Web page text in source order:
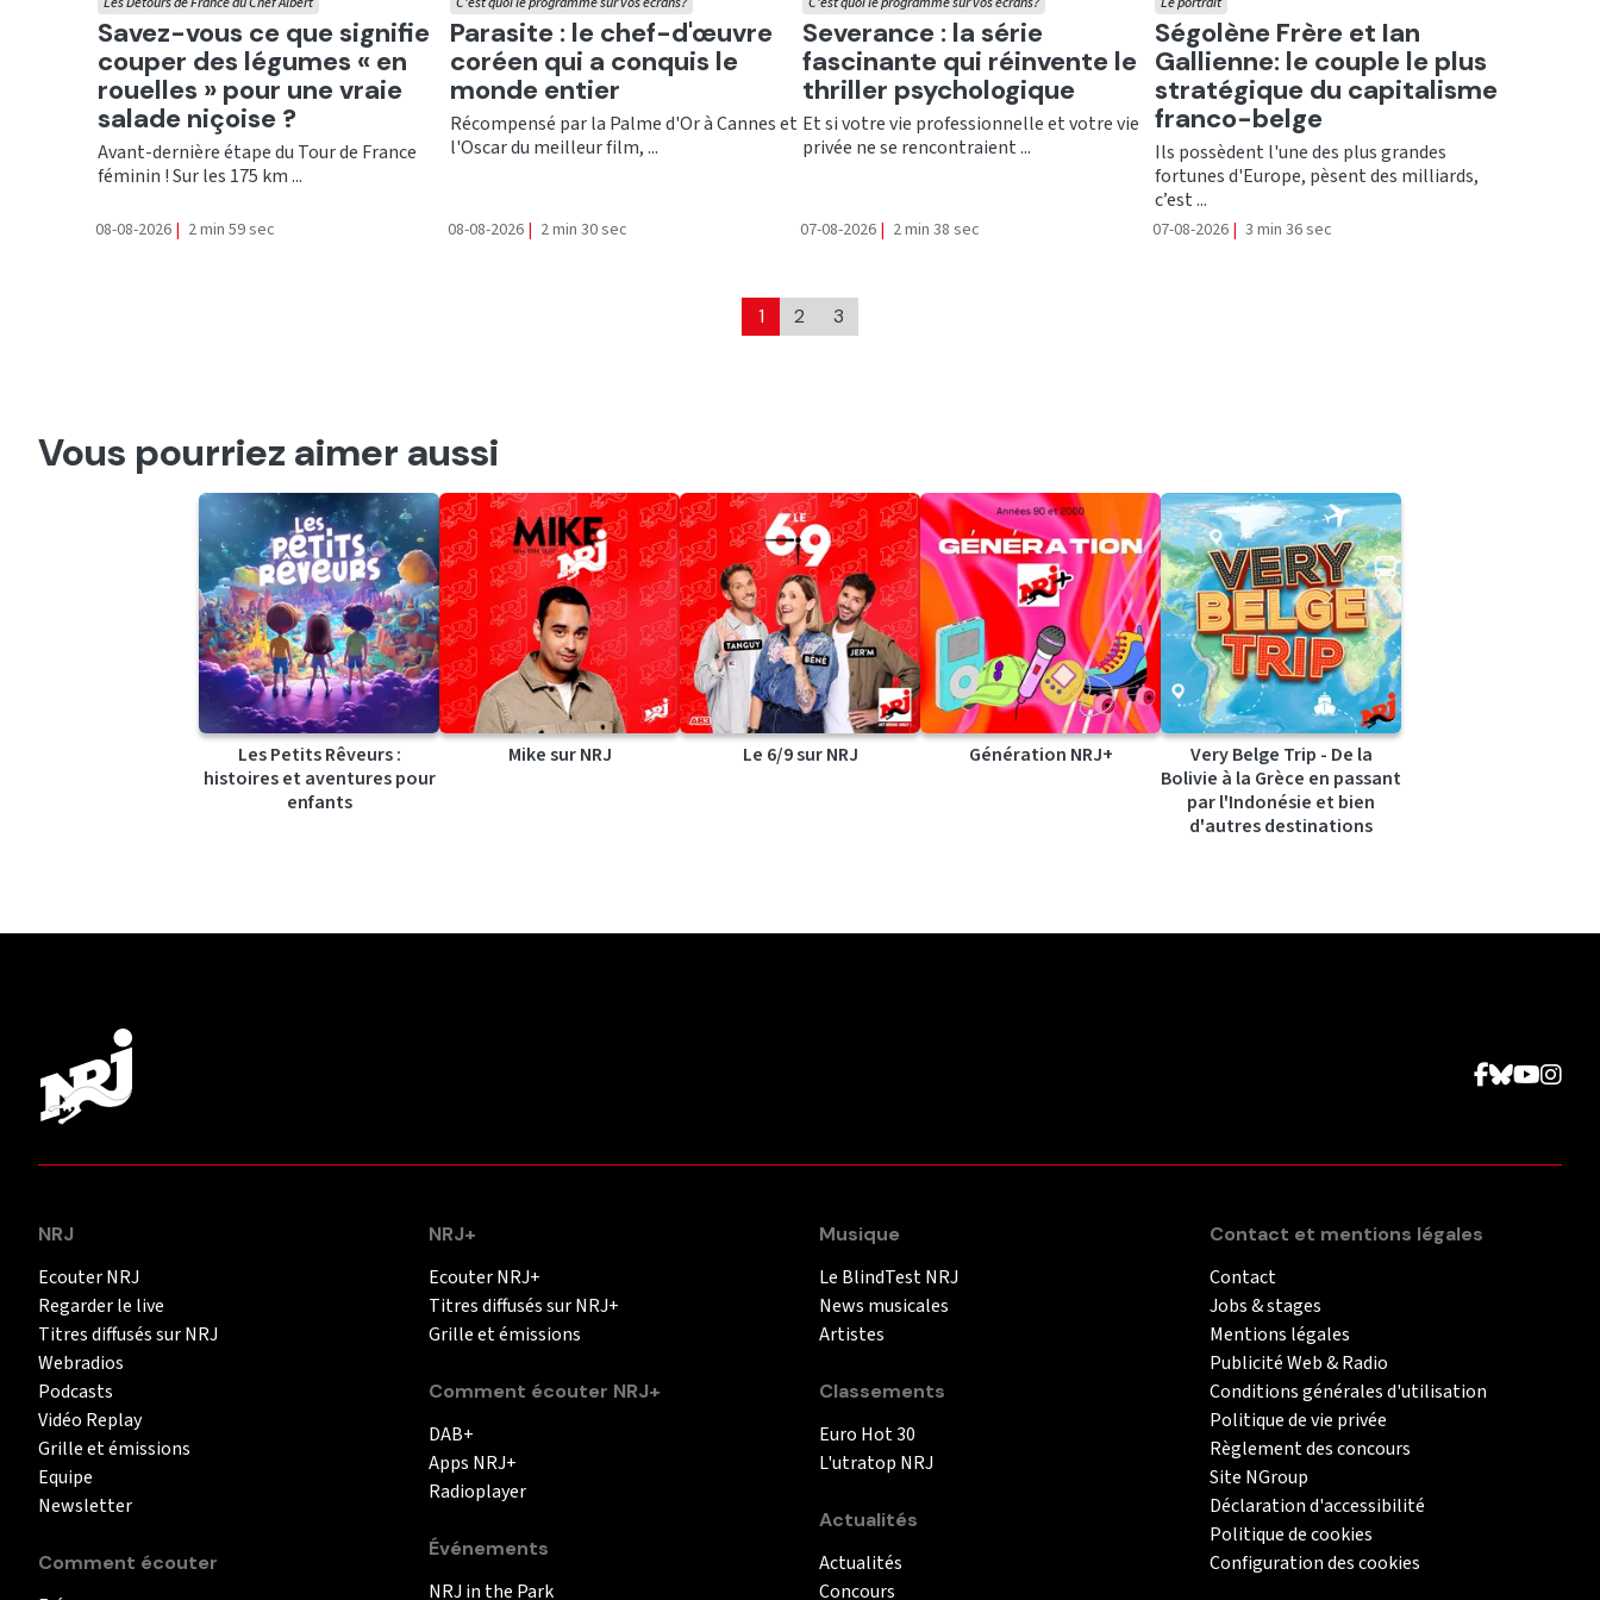
Ecouter
Savez-vous ce que signifie
couper des légumes « en
rouelles » pour une vraie
salade niçoise ?
Avant-dernière étape du Tour de France
féminin ! Sur les 175 km ...
08-08-2026 | 2 min 59 sec
Ecouter
Parasite : le chef-d'œuvre
coréen qui a conquis le
monde entier
Récompensé par la Palme d'Or à Cannes et
l'Oscar du meilleur film, ...
08-08-2026 | 2 min 30 sec
Ecouter
Severance : la série
fascinante qui réinvente le
thriller psychologique
Et si votre vie professionnelle et votre vie
privée ne se rencontraient ...
07-08-2026 | 2 min 38 sec
Ecouter
Ségolène Frère et Ian
Gallienne: le couple le plus
stratégique du capitalisme
franco-belge
Ils possèdent l'une des plus grandes
fortunes d'Europe, pèsent des milliards,
c’est ...
07-08-2026 | 3 min 36 sec
1 2 3
Vous pourriez aimer aussi
Les Petits Rêveurs :
histoires et aventures pour
enfants
Mike sur NRJ Le 6/9 sur NRJ Génération NRJ+
Very Belge Trip - De la
Bolivie à la Grèce en passant
par l'Indonésie et bien
d'autres destinations
NRJ
Ecouter NRJ
Regarder le live
Titres diffusés sur NRJ
Webradios
Podcasts
Vidéo Replay
Grille et émissions
Equipe
Newsletter
Comment écouter
NRJ+
Ecouter NRJ+
Titres diffusés sur NRJ+
Grille et émissions
Comment écouter NRJ+
DAB+
Apps NRJ+
Radioplayer
Événements
NRJ in the Park
Musique
Le BlindTest NRJ
News musicales
Artistes
Classements
Euro Hot 30
L'utratop NRJ
Actualités
Actualités
Concours
Contact et mentions légales
Contact
Jobs & stages
Mentions légales
Publicité Web & Radio
Conditions générales d'utilisation
Politique de vie privée
Règlement des concours
Site NGroup
Déclaration d'accessibilité
Politique de cookies
Configuration des cookies